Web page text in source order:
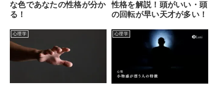
な色であなたの性格が分か
る！
性格を解説！頭がいい・頭
の回転が早い天才が多い！
心理学 心理学